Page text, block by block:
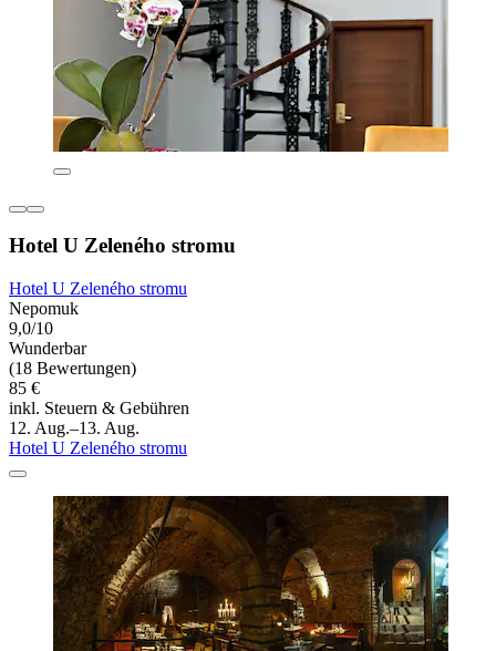
Hotel U Zeleného stromu
Hotel U Zeleného stromu
Nepomuk
9,0/10
Wunderbar
(18 Bewertungen)
85 €
inkl. Steuern & Gebühren
12. Aug.–13. Aug.
Hotel U Zeleného stromu